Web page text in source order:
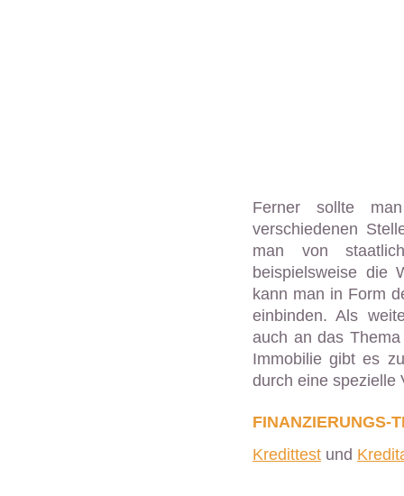
Ferner sollte
verschiedenen
man von
beispielsweise die
kann man in Form
einbinden. Als
auch an das
Immobilie gibt es
durch eine spezielle
FINANZIERUNGS-
Kredittest und